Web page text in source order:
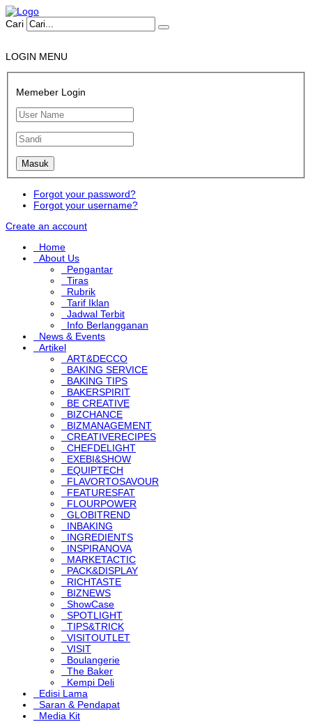
Cari
LOGIN MENU
Memeber Login
Forgot your password?
Forgot your username?
Create an account
Home
About Us
Pengantar
Tiras
Rubrik
Tarif Iklan
Jadwal Terbit
Info Berlangganan
News & Events
Artikel
ART&DECCO
BAKING SERVICE
BAKING TIPS
BAKERSPIRIT
BE CREATIVE
BIZCHANCE
BIZMANAGEMENT
CREATIVERECIPES
CHEFDELIGHT
EXEBI&SHOW
EQUIPTECH
FLAVORTOSAVOUR
FEATURESFAT
FLOURPOWER
GLOBITREND
INBAKING
INGREDIENTS
INSPIRANOVA
MARKETACTIC
PACK&DISPLAY
RICHTASTE
BIZNEWS
ShowCase
SPOTLIGHT
TIPS&TRICK
VISITOUTLET
VISIT
Boulangerie
The Baker
Kempi Deli
Edisi Lama
Saran & Pendapat
Media Kit